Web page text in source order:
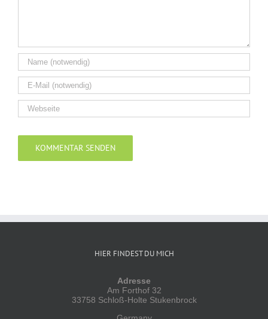
HIER FINDEST DU MICH
Adresse
Am Forthof 32
33758 Schloß-Holte Stukenbrock